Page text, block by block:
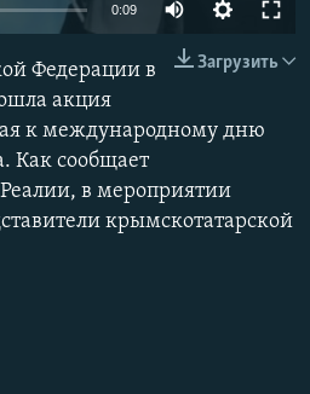
0:09
Загрузить
Федерации в
акция
к международному дню
Как сообщает
в мероприятии
крымскотатарской